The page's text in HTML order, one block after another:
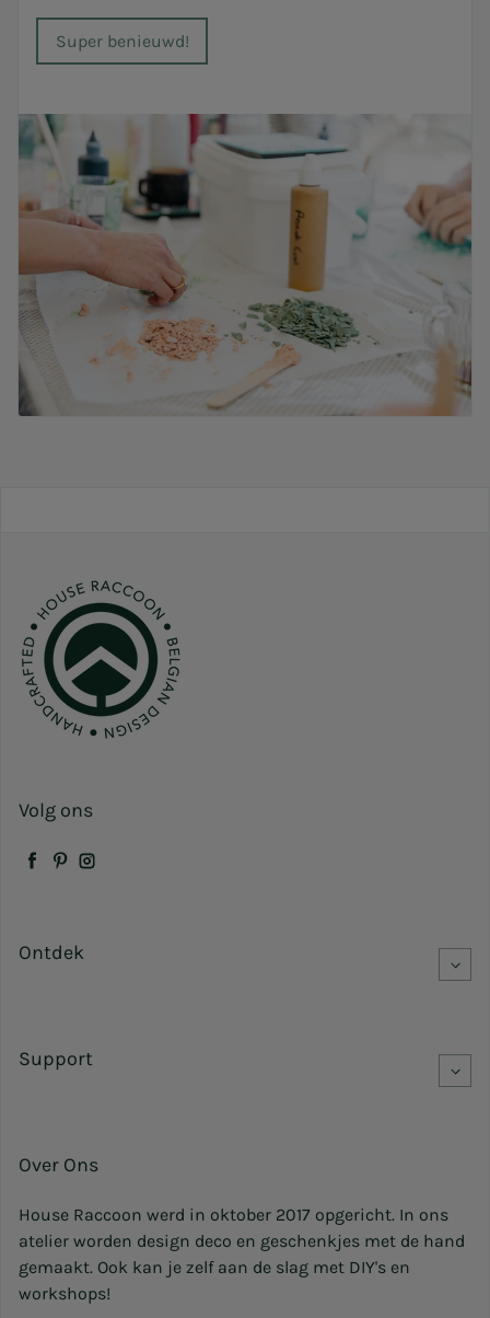
Super benieuwd!
Volg ons
Facebook
Pinterest
Instagram
Ontdek
Support
Over Ons
House Raccoon werd in oktober 2017 opgericht. In ons
atelier worden design deco en geschenkjes met de hand
gemaakt. Ook kan je zelf aan de slag met DIY's en
workshops!